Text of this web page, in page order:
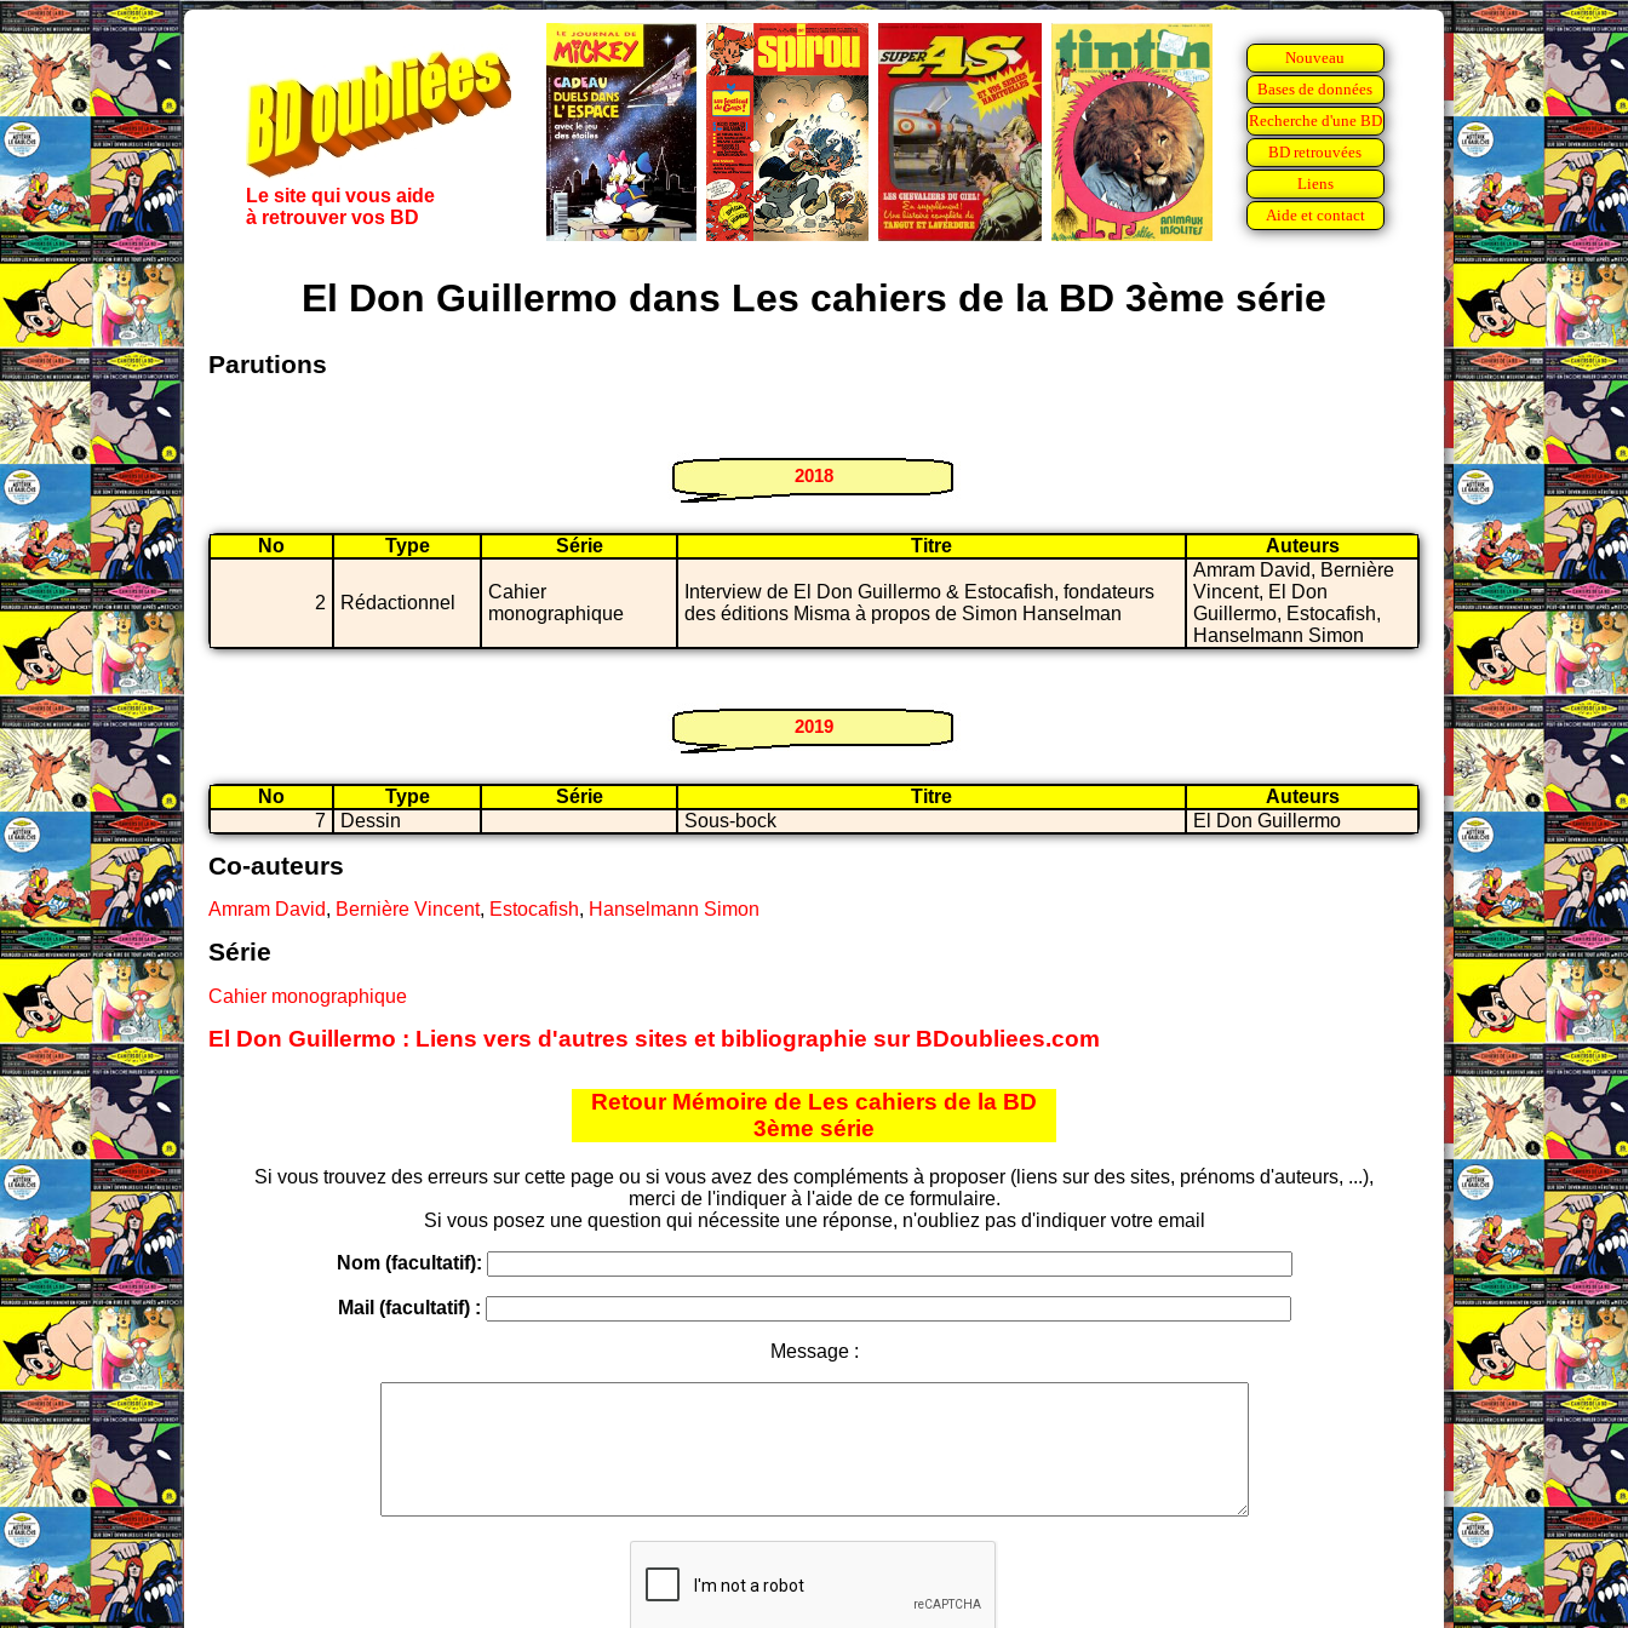
Le site qui vous aide
à retrouver vos BD
Nouveau
Bases de données
Recherche d'une BD
BD retrouvées
Liens
Aide et contact
El Don Guillermo dans Les cahiers de la BD 3ème série
Parutions
2018
No Type Série Titre Auteurs
2 Rédactionnel
Cahier
monographique
Interview de El Don Guillermo & Estocafish, fondateurs
des éditions Misma à propos de Simon Hanselman
Amram David, Bernière
Vincent, El Don
Guillermo, Estocafish,
Hanselmann Simon
2019
No Type Série Titre
Auteurs
7
Dessin Sous-bock El Don Guillermo
Co-auteurs
Amram David, Bernière Vincent, Estocafish, Hanselmann Simon
Série
Cahier monographique
El Don Guillermo : Liens vers d'autres sites et bibliographie sur BDoubliees.com
Retour Mémoire de Les cahiers de la BD
3ème série
Si vous trouvez des erreurs sur cette page ou si vous avez des compléments à proposer (liens sur des sites, prénoms d'auteurs, ...),
merci de l'indiquer à l'aide de ce formulaire.
Si vous posez une question qui nécessite une réponse, n'oubliez pas d'indiquer votre email
Nom (facultatif):
Mail (facultatif) :
Message :